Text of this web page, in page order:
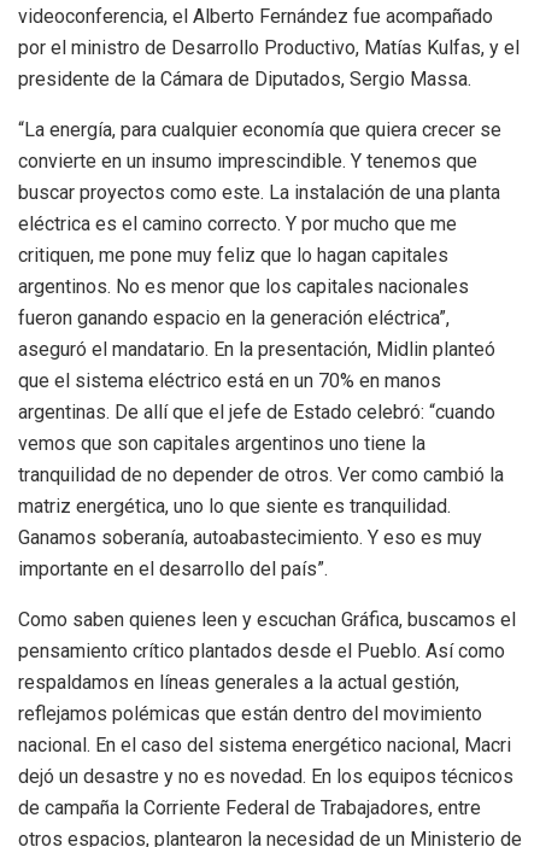
videoconferencia, el Alberto Fernández fue acompañado
por el ministro de Desarrollo Productivo, Matías Kulfas, y el
presidente de la Cámara de Diputados, Sergio Massa.
“La energía, para cualquier economía que quiera crecer se
convierte en un insumo imprescindible. Y tenemos que
buscar proyectos como este. La instalación de una planta
eléctrica es el camino correcto. Y por mucho que me
critiquen, me pone muy feliz que lo hagan capitales
argentinos. No es menor que los capitales nacionales
fueron ganando espacio en la generación eléctrica”,
aseguró el mandatario. En la presentación, Midlin planteó
que el sistema eléctrico está en un 70% en manos
argentinas. De allí que el jefe de Estado celebró: “cuando
vemos que son capitales argentinos uno tiene la
tranquilidad de no depender de otros. Ver como cambió la
matriz energética, uno lo que siente es tranquilidad.
Ganamos soberanía, autoabastecimiento. Y eso es muy
importante en el desarrollo del país”.
Como saben quienes leen y escuchan Gráfica, buscamos el
pensamiento crítico plantados desde el Pueblo. Así como
respaldamos en líneas generales a la actual gestión,
reflejamos polémicas que están dentro del movimiento
nacional. En el caso del sistema energético nacional, Macri
dejó un desastre y no es novedad. En los equipos técnicos
de campaña la Corriente Federal de Trabajadores, entre
otros espacios, plantearon la necesidad de un Ministerio de